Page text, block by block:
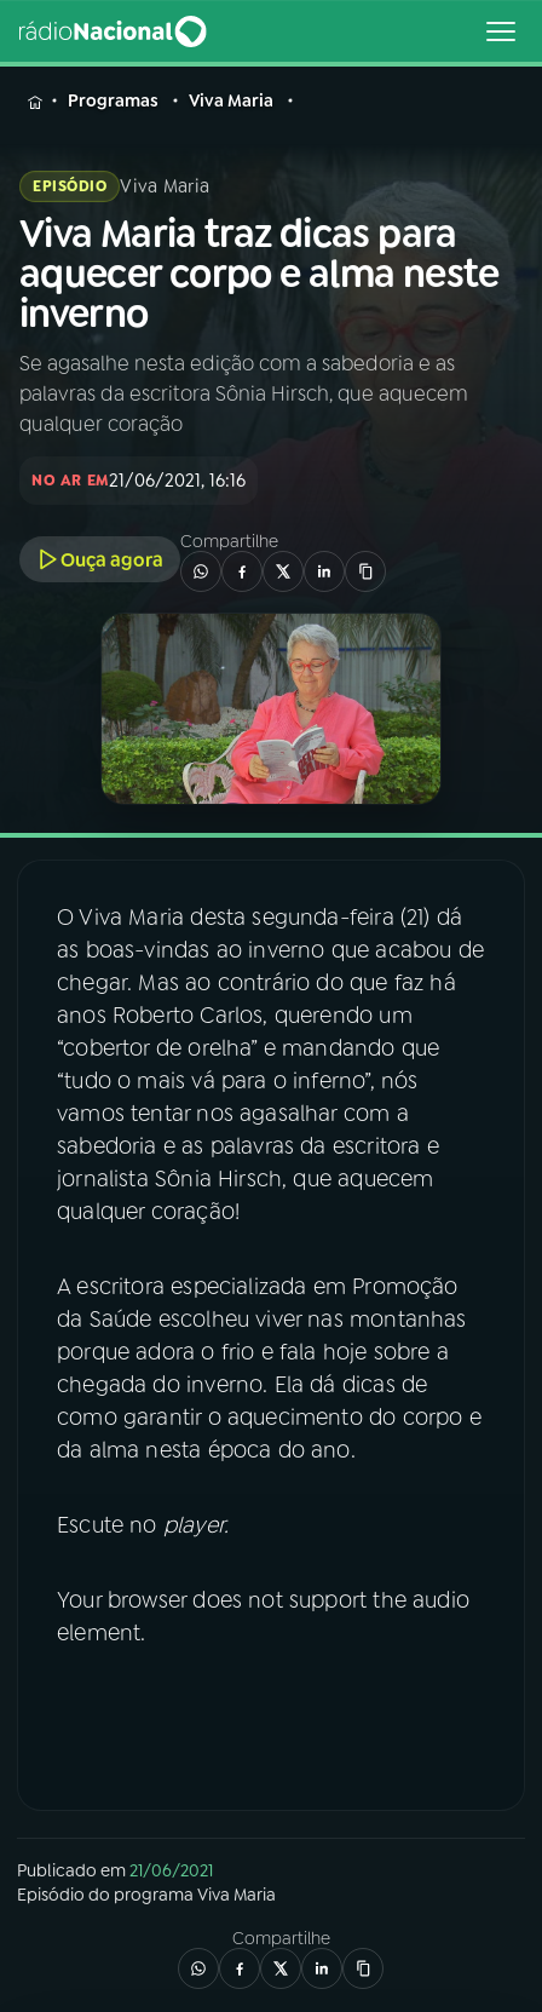
MENU
Buscar
na
Rádio
Nacional
Buscar
AO VIVO
PROGRAMAS
PODCASTS
06VIDEOCASTS
07 ÚLTIMAS
FESTIVAL DE MÚSICA
ACOMPANHE A RÁDIO NACIONAL
Instagram X
Programas Viva Maria
EPISÓDIO Viva Maria
Viva Maria traz dicas para
aquecer corpo e alma neste
inverno
Se agasalhe nesta edição com a sabedoria e as
palavras da escritora Sônia Hirsch, que aquecem
qualquer coração
NO AR EM21/06/2021, 16:16
Ouça agora
Compartilhe
O Viva Maria desta segunda-feira (21) dá
as boas-vindas ao inverno que acabou de
chegar. Mas ao contrário do que faz há
anos Roberto Carlos, querendo um
“cobertor de orelha” e mandando que
“tudo o mais vá para o inferno”, nós
vamos tentar nos agasalhar com a
sabedoria e as palavras da escritora e
jornalista Sônia Hirsch, que aquecem
qualquer coração!
A escritora especializada em Promoção
da Saúde escolheu viver nas montanhas
porque adora o frio e fala hoje sobre a
chegada do inverno. Ela dá dicas de
como garantir o aquecimento do corpo e
da alma nesta época do ano.
Escute no player.
Your browser does not support the audio
element.
Publicado em21/06/2021
Episódio do programa Viva Maria
Compartilhe